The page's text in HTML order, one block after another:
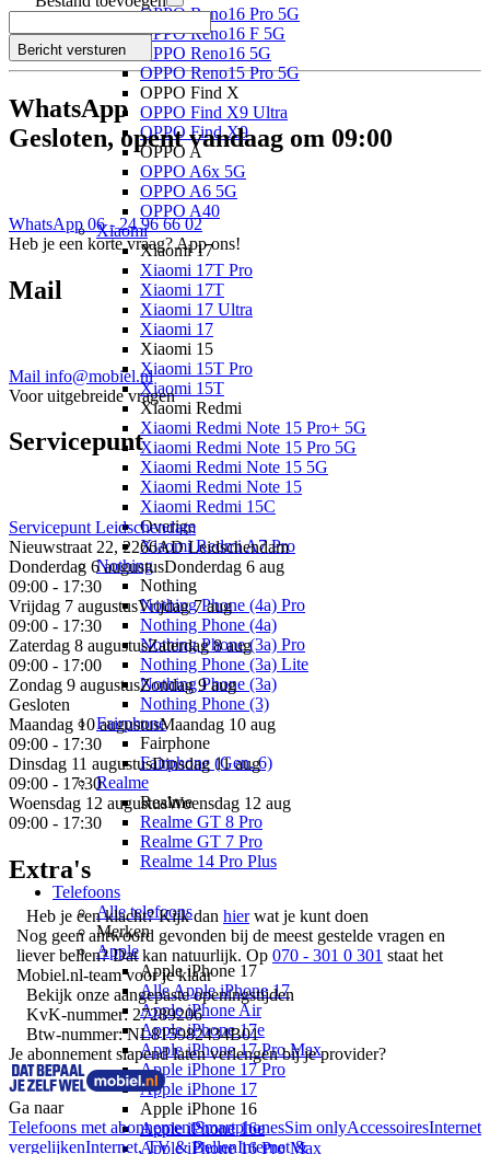
OPPO Reno16 Pro 5G
OPPO Reno16 F 5G
OPPO Reno16 5G
OPPO Reno15 Pro 5G
OPPO Find X
OPPO Find X9 Ultra
OPPO Find X9
OPPO A
OPPO A6x 5G
OPPO A6 5G
OPPO A40
Xiaomi
Xiaomi 17
Xiaomi 17T Pro
Xiaomi 17T
Xiaomi 17 Ultra
Xiaomi 17
Xiaomi 15
Xiaomi 15T Pro
Xiaomi 15T
Xiaomi Redmi
Xiaomi Redmi Note 15 Pro+ 5G
Xiaomi Redmi Note 15 Pro 5G
Xiaomi Redmi Note 15 5G
Xiaomi Redmi Note 15
Xiaomi Redmi 15C
Overige
Xiaomi Redmi A7 Pro
Nothing
Nothing
Nothing Phone (4a) Pro
Nothing Phone (4a)
Nothing Phone (3a) Pro
Nothing Phone (3a) Lite
Nothing Phone (3a)
Nothing Phone (3)
Fairphone
Fairphone
Fairphone (Gen. 6)
Realme
Realme
Realme GT 8 Pro
Realme GT 7 Pro
Realme 14 Pro Plus
Telefoons
Alle telefoons
Merken
Apple
Apple iPhone 17
Alle Apple iPhone 17
Apple iPhone Air
Apple iPhone 17e
Apple iPhone 17 Pro Max
Apple iPhone 17 Pro
Apple iPhone 17
Apple iPhone 16
Apple iPhone 16e
Apple iPhone 16 Pro Max
Bericht versturen
WhatsApp
Gesloten, opent vandaag om 09:00
WhatsApp 06 - 24 96 66 02
Heb je een korte vraag? App ons!
Mail
Mail info@mobiel.nl
Voor uitgebreide vragen
Servicepunt
Servicepunt Leidschendam
Nieuwstraat 22, 2266AD Leidschendam
Donderdag 6 augustusDonderdag 6 aug
09:00 - 17:30
Vrijdag 7 augustusVrijdag 7 aug
09:00 - 17:30
Zaterdag 8 augustusZaterdag 8 aug
09:00 - 17:00
Zondag 9 augustusZondag 9 aug
Gesloten
Maandag 10 augustusMaandag 10 aug
09:00 - 17:30
Dinsdag 11 augustusDinsdag 11 aug
09:00 - 17:30
Woensdag 12 augustusWoensdag 12 aug
09:00 - 17:30
Extra's
Heb je een klacht? Kijk dan hier wat je kunt doen
Nog geen antwoord gevonden bij de meest gestelde vragen en
liever bellen? Dat kan natuurlijk. Op 070 - 301 0 301 staat het
Mobiel.nl-team voor je klaar
Bekijk onze aangepaste openingstijden
KvK-nummer: 27289206
Btw-nummer: NL815982434B01
Je abonnement slapend laten verlengen bij je provider?
Ga naar
Telefoons met abonnementSmartphonesSim onlyAccessoiresInternet
vergelijkenInternet, TV & BellenInternet &